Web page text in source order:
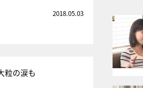
2018.05.03
粒の涙も